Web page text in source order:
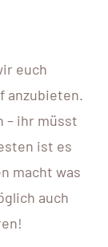
euch
anzubieten.
– ihr müsst
ist es
macht was
auch